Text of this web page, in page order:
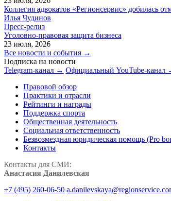
Коллегия адвокатов «Регионсервис» добилась
Илья Чудинов
Пресс-релиз
Уголовно-правовая защита бизнеса
23 июля, 2026
Все новости и события →
Подписка на новости
Telegram-канал → Официальный YouTube-канал
Правовой обзор
Практики и отрасли
Рейтинги и награды
Поддержка спорта
Общественная деятельность
Социальная ответственность
Безвозмездная юридическая помощь (Pro
Контакты
Контакты для СМИ:
Анастасия Данилевская
+7 (495) 260-06-50